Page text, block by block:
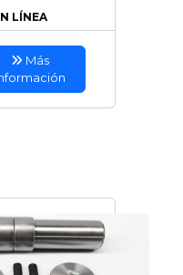
LÍNEA
Más